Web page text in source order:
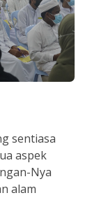
sentiasa
aspek
Nya
alam